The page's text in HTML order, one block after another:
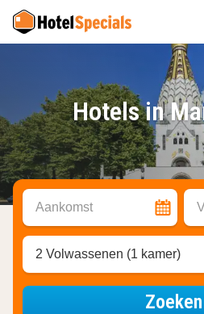
Hotels in
Aankomst
2 Volwassenen (1 kamer)
Zoeken